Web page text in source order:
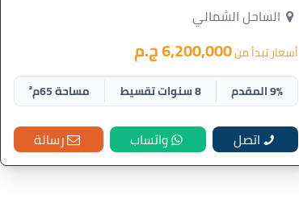
الساحل الشمالي
أسعار تبدأ من6,200,000 ج.م
9% المقدم 8 سنوات تقسيط مساحة 65م²
اتصل واتساب رسالة